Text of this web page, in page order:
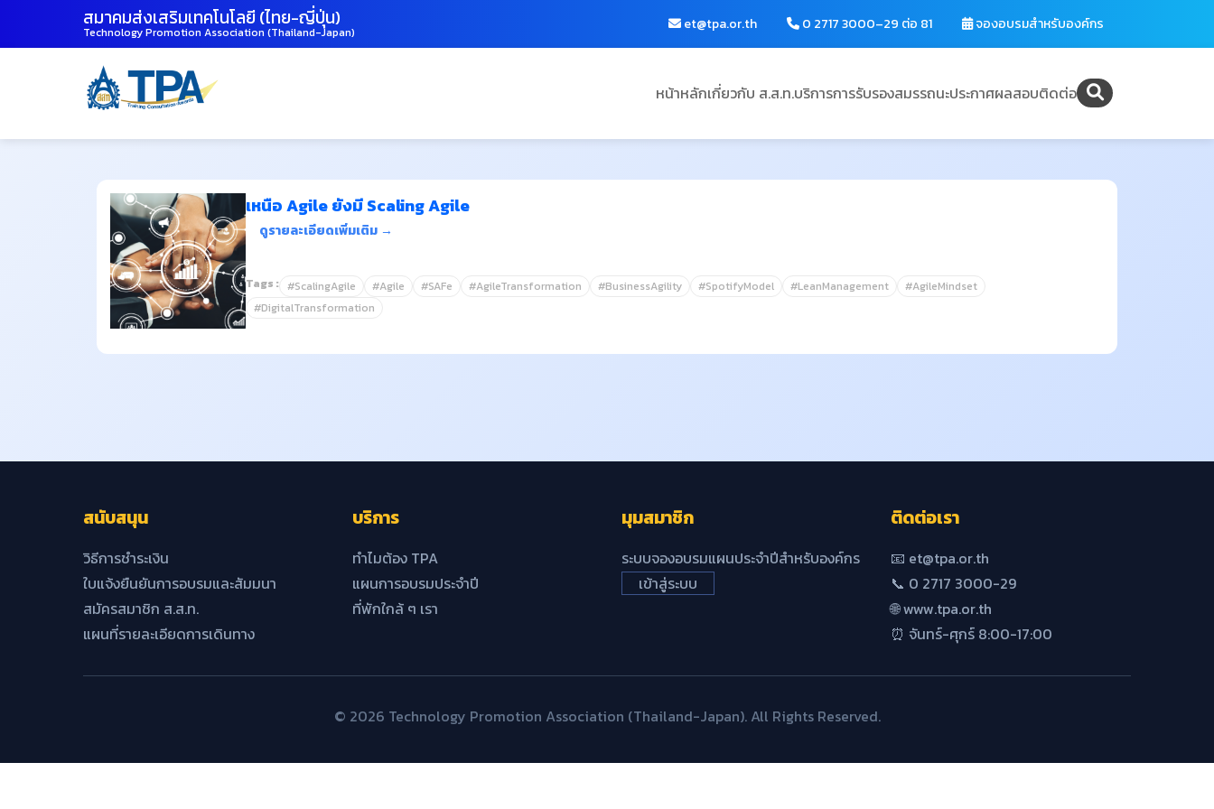
สมาคมส่งเสริมเทคโนโลยี (ไทย-ญี่ปุ่น)
Technology Promotion Association (Thailand-Japan) et@tpa.or.th 0 2717 3000–29 ต่อ 81 จองอบรมสำหรับองค์กร
หน้าหลักเกี่ยวกับ ส.ส.ท.บริการการรับรองสมรรถนะประกาศผลสอบติดต่อ
เหนือ Agile ยังมี Scaling Agile
ดูรายละเอียดเพิ่มเติม →
Tags : #ScalingAgile #Agile #SAFe #AgileTransformation #BusinessAgility #SpotifyModel #LeanManagement
#AgileMindset
#DigitalTransformation
สนับสนุน
วิธีการชำระเงิน
ใบแจ้งยืนยันการอบรมและสัมมนา
สมัครสมาชิก ส.ส.ท.
แผนที่รายละเอียดการเดินทาง
บริการ
ทำไมต้อง TPA
แผนการอบรมประจำปี
ที่พักใกล้ ๆ เรา
มุมสมาชิก
ระบบจองอบรมแผนประจำปีสำหรับองค์กร
เข้าสู่ระบบ
ติดต่อเรา
📧 et@tpa.or.th
📞 0 2717 3000-29
🌐 www.tpa.or.th
⏰ จันทร์-ศุกร์ 8:00-17:00
© 2026 Technology Promotion Association (Thailand-Japan). All Rights Reserved.